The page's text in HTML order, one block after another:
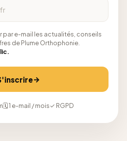
par e-mail les actualités, conseils
de Plume Orthophonie.
→
🗓 1 e-mail / mois✓ RGPD